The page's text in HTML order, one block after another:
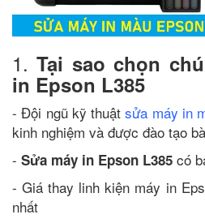
1.Tại sao chọn
in Epson L385
- Đội ngũ kỹ thuậtsửa máy in
kinh nghiệm và được đào tạo
- Sửa máy in Epson L385 có
- Giá thay linh kiện máy in
nhất